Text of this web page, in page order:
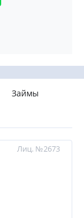
Займы
Лиц. №2673